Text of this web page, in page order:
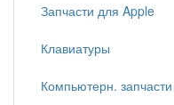
Запчасти для Apple
Клавиатуры
Компьютерн. запчасти